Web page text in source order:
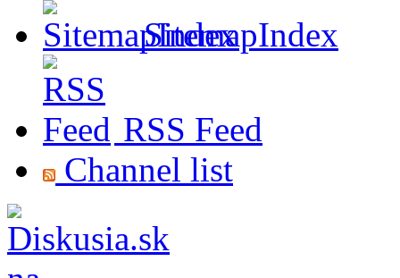
SitemapIndex
RSS Feed
Channel list